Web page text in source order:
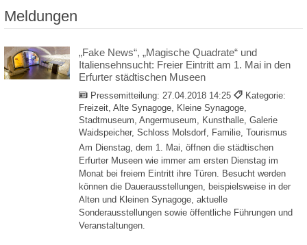
Meldungen
„Fake News“, „Magische Quadrate“ und
Italiensehnsucht: Freier Eintritt am 1. Mai in den
Erfurter städtischen Museen
Pressemitteilung: 27.04.2018 14:25
Kategorie:
Freizeit, Alte Synagoge, Kleine Synagoge,
Stadtmuseum, Angermuseum, Kunsthalle, Galerie
Waidspeicher, Schloss Molsdorf, Familie, Tourismus
Am Dienstag, dem 1. Mai, öffnen die städtischen
Erfurter Museen wie immer am ersten Dienstag im
Monat bei freiem Eintritt ihre Türen. Besucht werden
können die Dauerausstellungen, beispielsweise in der
Alten und Kleinen Synagoge, aktuelle
Sonderausstellungen sowie öffentliche Führungen und
Veranstaltungen.